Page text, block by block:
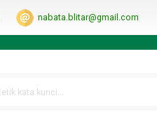
nabata.blitar@gmail.com